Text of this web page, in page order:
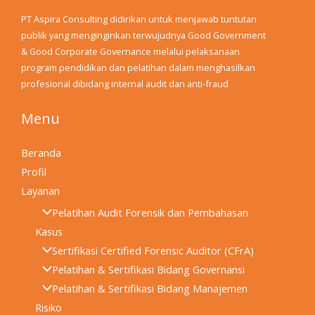
PT Aspira Consulting didirikan untuk menjawab tuntutan
publik yang menginginkan terwujudnya Good Government
& Good Corporate Governance melalui pelaksanaan
program pendidikan dan pelatihan dalam menghasilkan
profesional dibidang internal audit dan anti-fraud
Menu
Beranda
Profil
Layanan
Pelatihan Audit Forensik dan Pembahasan
Kasus
Sertifikasi Certified Forensic Auditor (CFrA)
Pelatihan & Sertifikasi Bidang Governansi
Pelatihan & Sertifikasi Bidang Manajemen
Risiko